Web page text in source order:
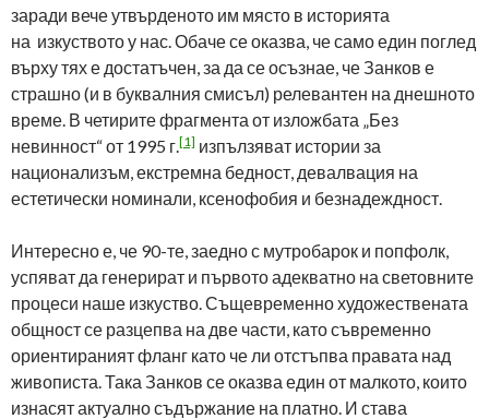
заради вече утвърденото им място в историята
на изкуството у нас. Обаче се оказва, че само един поглед
върху тях е достатъчен, за да се осъзнае, че Занков е
страшно (и в буквалния смисъл) релевантен на днешното
време. В четирите фрагмента от изложбата „Без
невинност“ от 1995 г.[1] изпълзяват истории за
национализъм, екстремна бедност, девалвация на
естетически номинали, ксенофобия и безнадеждност.
Интересно е, че 90-те, заедно с мутробарок и попфолк,
успяват да генерират и първото адекватно на световните
процеси наше изкуство. Същевременно художествената
общност се разцепва на две части, като съвременно
ориентираният фланг като че ли отстъпва правата над
живописта. Така Занков се оказва един от малкото, които
изнасят актуално съдържание на платно. И става